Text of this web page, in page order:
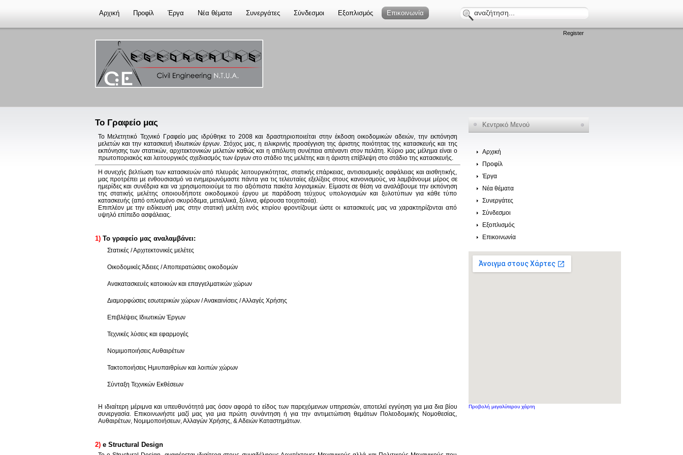
Αρχική Προφίλ Έργα Νέα θέματα Συνεργάτες Σύνδεσμοι Εξοπλισμός Επικοινωνία
Register
Το Γραφείο μας
Το Μελετητικό Τεχνικό Γραφείο μας ιδρύθηκε το 2008 και δραστηριοποιείται στην έκδοση οικοδομικών αδειών, την εκπόνηση
μελετών και την κατασκευή ιδιωτικών έργων. Στόχος μας, η ειλικρινής προσέγγιση της άριστης ποιότητας της κατασκευής και της
εκπόνησης των στατικών, αρχιτεκτονικών μελετών καθώς και η απόλυτη συνέπεια απέναντι στον πελάτη. Κύριο μας μέλημα είναι ο
πρωτοποριακός και λειτουργικός σχεδιασμός των έργων στο στάδιο της μελέτης και η άριστη επίβλεψη στο στάδιο της κατασκευής.
Η συνεχής βελτίωση των κατασκευών από πλευράς λειτουργικότητας, στατικής επάρκειας, αντισεισμικής ασφάλειας και αισθητικής,
μας προτρέπει με ενθουσιασμό να ενημερωνόμαστε πάντα για τις τελευταίες εξελίξεις στους κανονισμούς, να λαμβάνουμε μέρος σε
ημερίδες και συνέδρια και να χρησιμοποιούμε τα πιο αξιόπιστα πακέτα λογισμικών. Είμαστε σε θέση να αναλάβουμε την εκπόνηση
της στατικής μελέτης οποιουδήποτε οικοδομικού έργου με παράδοση τεύχους υπολογισμών και ξυλοτύπων για κάθε τύπο
κατασκευής (από οπλισμένο σκυρόδεμα, μεταλλικά, ξύλινα, φέρουσα τοιχοποιία).
Επιπλέον με την ειδίκευσή μας στην στατική μελέτη ενός κτιρίου φροντίζουμε ώστε οι κατασκευές μας να χαρακτηρίζονται από
υψηλό επίπεδο ασφάλειας.
1) Το γραφείο μας αναλαμβάνει:
Στατικές / Αρχιτεκτονικές μελέτες
Οικοδομικές Άδειες / Αποπερατώσεις οικοδομών
Ανακατασκευές κατοικιών και επαγγελματικών χώρων
Διαμορφώσεις εσωτερικών χώρων / Ανακαινίσεις / Αλλαγές Χρήσης
Επιβλέψεις Ιδιωτικών Έργων
Τεχνικές λύσεις και εφαρμογές
Νομιμοποιήσεις Αυθαιρέτων
Τακτοποιήσεις Ημιυπαιθρίων και λοιπών χώρων
Σύνταξη Τεχνικών Εκθέσεων
Η ιδιαίτερη μέριμνα και υπευθυνότητά μας όσον αφορά το είδος των παρεχόμενων υπηρεσιών, αποτελεί εγγύηση για μια δια βίου
συνεργασία. Επικοινωνήστε μαζί μας για μια πρώτη συνάντηση ή για την αντιμετώπιση θεμάτων Πολεοδομικής Νομοθεσίας,
Αυθαιρέτων, Νομιμοποιήσεων, Αλλαγών Χρήσης, & Αδειών Καταστημάτων.
2)e Structural Design
Κεντρικό Μενού
Αρχική
Προφίλ
Έργα
Νέα θέματα
Συνεργάτες
Σύνδεσμοι
Εξοπλισμός
Επικοινωνία
Προβολή μεγαλύτερου χάρτη